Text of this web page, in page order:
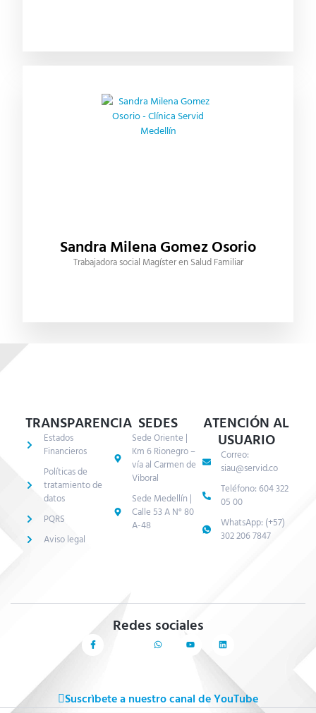
Sandra Milena Gomez Osorio
Trabajadora social Magíster en Salud Familiar
TRANSPARENCIA
Estados
Financieros
Políticas de
tratamiento de
datos
PQRS
Aviso legal
SEDES
Sede Oriente |
Km 6 Rionegro –
vía al Carmen de
Viboral
Sede Medellín |
Calle 53 A N° 80
A-48
ATENCIÓN AL
USUARIO
Correo:
siau@servid.co
Teléfono: 604 322
05 00
WhatsApp: (+57)
302 206 7847
Redes sociales
Suscrìbete a nuestro canal de YouTube